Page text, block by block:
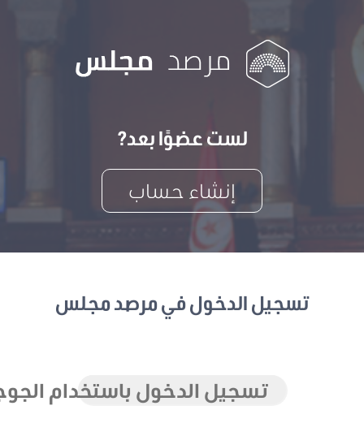
لست عضوًا بعد?
إنشاء حساب
تسجيل الدخول في مرصد مجلس
تسجيل الدخول باستخدام الجوجل